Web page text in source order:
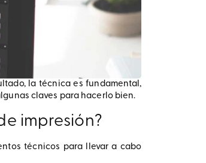
la técnica es fundamental,
claves para hacerlo bien.
impresión?
técnicos para llevar a cabo